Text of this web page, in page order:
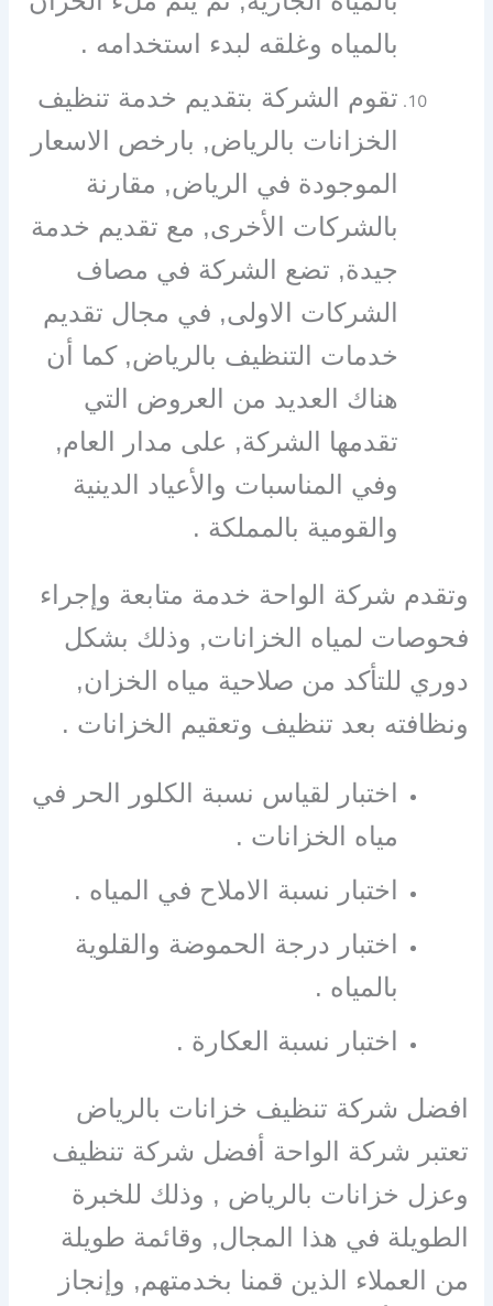
بالمياه وغلقه لبدء استخدامه .
تقوم الشركة بتقديم خدمة تنظيف
الخزانات بالرياض, بارخص الاسعار
الموجودة في الرياض, مقارنة
بالشركات الأخرى, مع تقديم خدمة
جيدة, تضع الشركة في مصاف
الشركات الاولى, في مجال تقديم
خدمات التنظيف بالرياض, كما أن
هناك العديد من العروض التي
تقدمها الشركة, على مدار العام,
وفي المناسبات والأعياد الدينية
والقومية بالمملكة .
وتقدم شركة الواحة خدمة متابعة وإجراء
فحوصات لمياه الخزانات, وذلك بشكل
دوري للتأكد من صلاحية مياه الخزان,
ونظافته بعد تنظيف وتعقيم الخزانات .
اختبار لقياس نسبة الكلور الحر في
مياه الخزانات .
اختبار نسبة الاملاح في المياه .
اختبار درجة الحموضة والقلوية
بالمياه .
اختبار نسبة العكارة .
افضل شركة تنظيف خزانات بالرياض
تعتبر شركة الواحة أفضل شركة تنظيف
وعزل خزانات بالرياض , وذلك للخبرة
الطويلة في هذا المجال, وقائمة طويلة
من العملاء الذين قمنا بخدمتهم, وإنجاز